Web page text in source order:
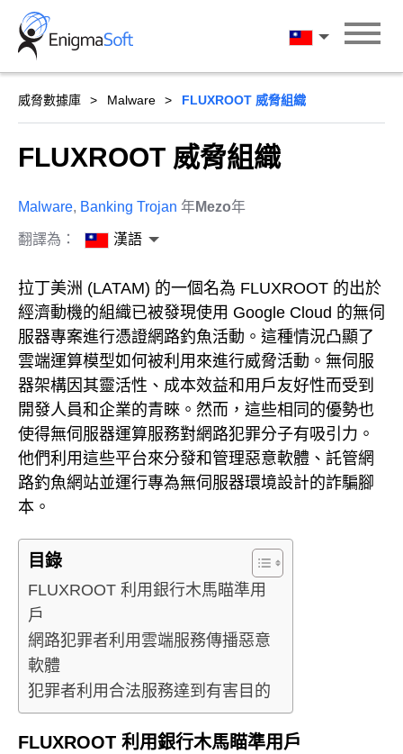
Skip
content
漢語
威脅數據庫 Malware FLUXROOT 威脅組織
FLUXROOT 威脅組織
Malware, Banking Trojan 年Mezo年
翻譯為： 漢語
拉丁美洲 (LATAM) 的一個名為 FLUXROOT 的出於
經濟動機的組織已被發現使用 Google Cloud 的無伺
服器專案進行憑證網路釣魚活動。這種情況凸顯了
雲端運算模型如何被利用來進行威脅活動。無伺服
器架構因其靈活性、成本效益和用戶友好性而受到
開發人員和企業的青睞。然而，這些相同的優勢也
使得無伺服器運算服務對網路犯罪分子有吸引力。
他們利用這些平台來分發和管理惡意軟體、託管網
路釣魚網站並運行專為無伺服器環境設計的詐騙腳
本。
目錄
FLUXROOT 利用銀行木馬瞄準用
戶
網路犯罪者利用雲端服務傳播惡意
軟體
犯罪者利用合法服務達到有害目的
FLUXROOT 利用銀行木馬瞄準用戶